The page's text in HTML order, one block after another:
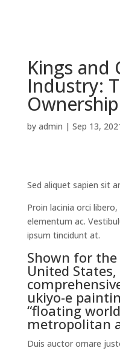
Kings and
Industry:
Ownership
by admin | Sep 13,
Sed aliquet sapien sit
Proin lacinia orci
elementum ac.
ipsum tincidunt at.
Shown for
United
ukiyo-e
“floating
metropolitan
Duis auctor ornare